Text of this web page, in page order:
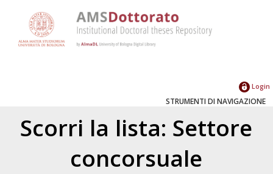
Login
STRUMENTI DI NAVIGAZIONE
Scorri la lista: Settore
concorsuale